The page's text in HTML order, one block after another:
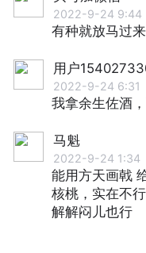
2022-9-24 9:44
有种就放马过
用户
2022-9-24 6:31
我拿余生佐酒
马魁
2022-9-24 1:34
能用方天画戟
核桃，实在不
解解闷儿也行